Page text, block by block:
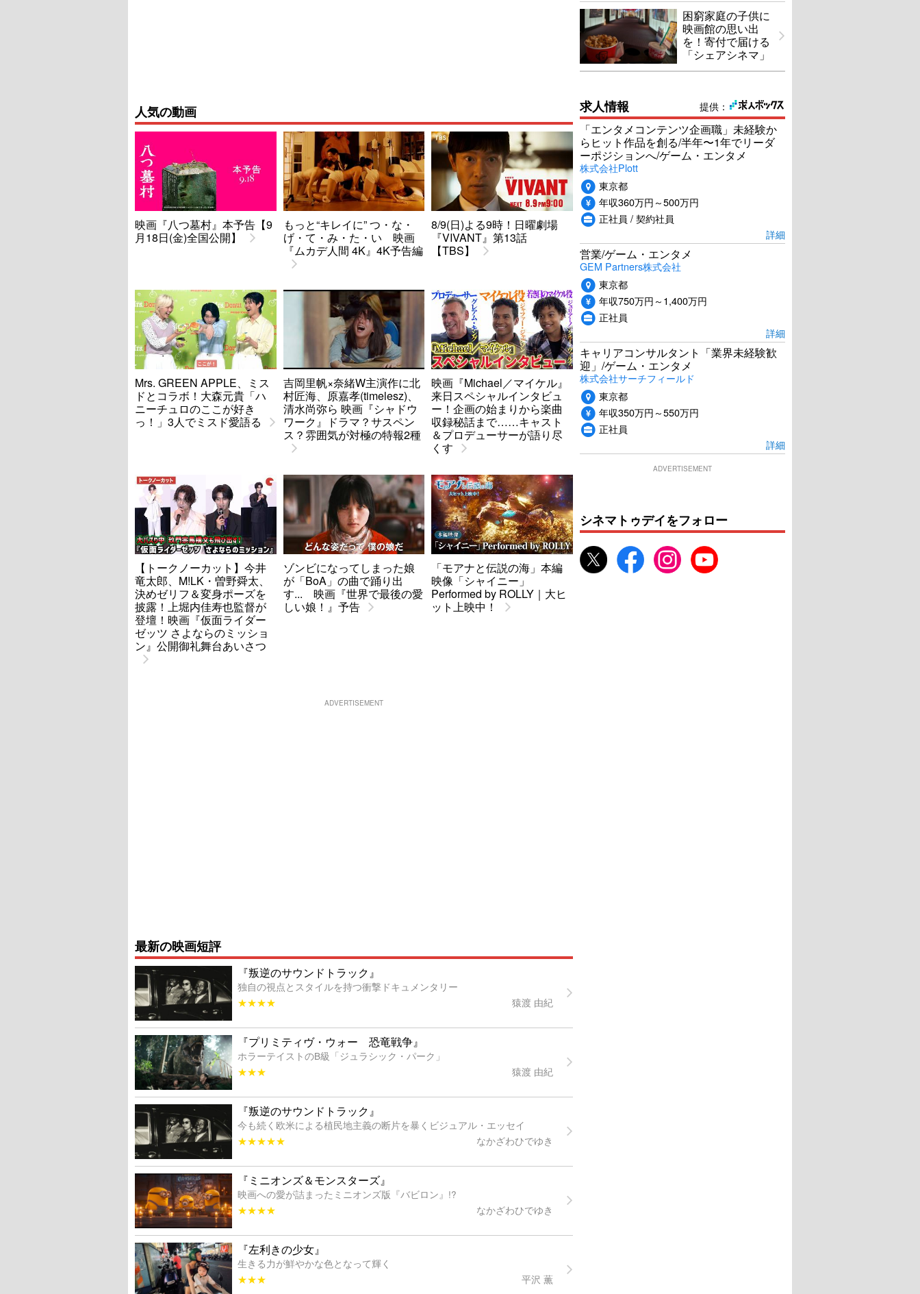
人気の動画
映画『八つ墓村』本予告【9
月18日(金)全国公開】
もっと“キレイに” つ・な・
げ・て・み・た・い 映画
『ムカデ人間 4K』4K予告編
8/9(日)よる9時！日曜劇場
『VIVANT』第13話
【TBS】
Mrs. GREEN APPLE、ミス
ドとコラボ！大森元貴「ハ
ニーチュロのここが好き
っ！」3人でミスド愛語る
吉岡里帆×奈緒W主演作に北
村匠海、原嘉孝(timelesz)、
清水尚弥ら 映画『シャドウ
ワーク』ドラマ？サスペン
ス？雰囲気が対極の特報2種
映画『Michael／マイケル』
来日スペシャルインタビュ
ー！企画の始まりから楽曲
収録秘話まで……キャスト
＆プロデューサーが語り尽
くす
【トークノーカット】今井
竜太郎、M!LK・曽野舜太、
決めゼリフ＆変身ポーズを
披露！上堀内佳寿也監督が
登壇！映画『仮面ライダー
ゼッツ さよならのミッショ
ン』公開御礼舞台あいさつ
ゾンビになってしまった娘
が「BoA」の曲で踊り出
す... 映画『世界で最後の愛
しい娘！』予告
「モアナと伝説の海」本編
映像「シャイニー」
Performed by ROLLY｜大ヒ
ット上映中！
ADVERTISEMENT
最新の映画短評
『叛逆のサウンドトラック』
独自の視点とスタイルを持つ衝撃ドキュメンタリー
★★★★
猿渡 由紀
『プリミティヴ・ウォー 恐竜戦争』
ホラーテイストのB級「ジュラシック・パーク」
★★★
猿渡 由紀
『叛逆のサウンドトラック』
今も続く欧米による植民地主義の断片を暴くビジュアル・エッセイ
★★★★★
なかざわひでゆき
『ミニオンズ＆モンスターズ』
映画への愛が詰まったミニオンズ版『バビロン』!?
★★★★
なかざわひでゆき
『左利きの少女』
生きる力が鮮やかな色となって輝く
★★★
平沢 薫
困窮家庭の子供に
映画館の思い出
を！寄付で届ける
「シェアシネマ」
提供：
求人情報
「エンタメコンテンツ企画職」未経験か
らヒット作品を創る/半年〜1年でリーダ
ーポジションへ/ゲーム・エンタメ
株式会社Plott
東京都
年収360万円～500万円
正社員 / 契約社員
詳細
営業/ゲーム・エンタメ
GEM Partners株式会社
東京都
年収750万円～1,400万円
正社員
詳細
キャリアコンサルタント「業界未経験歓
迎」/ゲーム・エンタメ
株式会社サーチフィールド
東京都
年収350万円～550万円
正社員
詳細
ADVERTISEMENT
シネマトゥデイをフォロー